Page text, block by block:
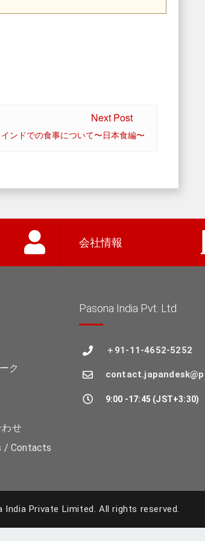
Next Post
インドでの食事について〜日本食編〜
会社情報
ク
わせ
/ Contacts
Pasona India Pvt. Ltd.
＋91-11-4652-5252
9:00 -17:45 (JST+3:30)
India Private Limited.All rights reserved.